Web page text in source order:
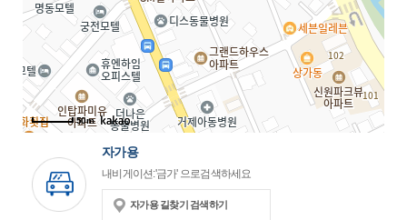
50m
자가용
내비게이션:'금가' 으로검색하세요
자가용 길찾기 검색하기